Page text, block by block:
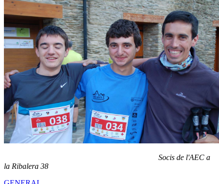
Socis de l'AEC a
la Ribalera 38